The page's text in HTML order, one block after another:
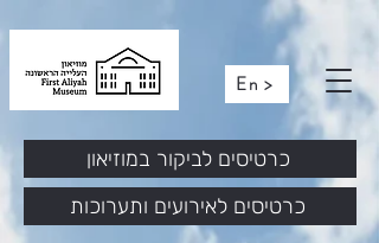
En >
כרטיסים לאירועים ותערוכות
כרטיסים לביקור במוזיאון